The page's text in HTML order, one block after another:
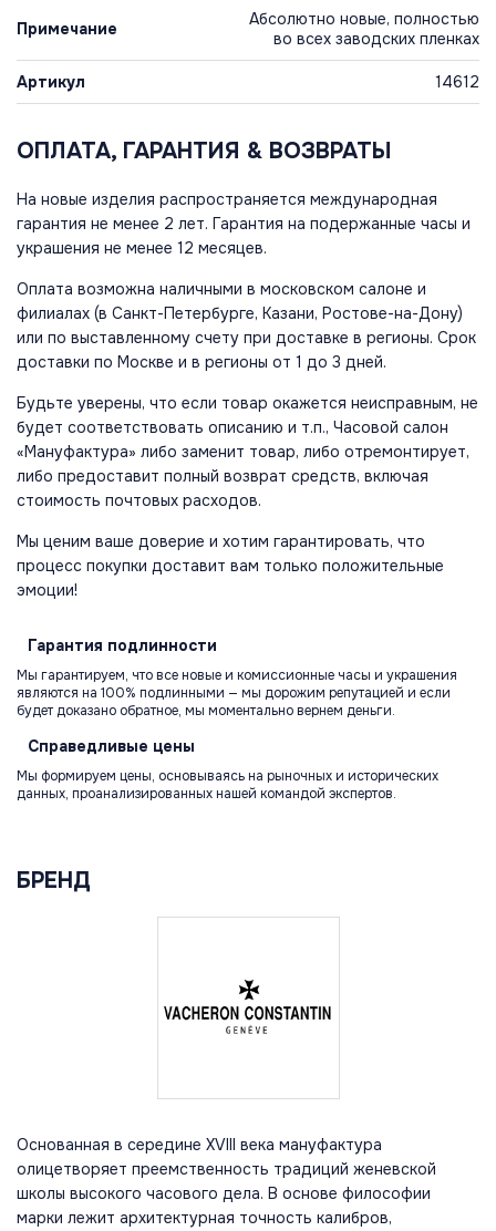
Примечание
Абсолютно новые, полностью
во всех заводских пленках
Артикул 14612
ОПЛАТА, ГАРАНТИЯ & ВОЗВРАТЫ
На новые изделия распространяется международная
гарантия не менее 2 лет. Гарантия на подержанные часы и
украшения не менее 12 месяцев.
Оплата возможна наличными в московском салоне и
филиалах (в Санкт-Петербурге, Казани, Ростове-на-Дону)
или по выставленному счету при доставке в регионы. Срок
доставки по Москве и в регионы от 1 до 3 дней.
Будьте уверены, что если товар окажется неисправным, не
будет соответствовать описанию и т.п., Часовой салон
«Мануфактура» либо заменит товар, либо отремонтирует,
либо предоставит полный возврат средств, включая
стоимость почтовых расходов.
Мы ценим ваше доверие и хотим гарантировать, что
процесс покупки доставит вам только положительные
эмоции!
Гарантия подлинности
Мы гарантируем, что все новые и комиссионные часы и украшения
являются на 100% подлинными — мы дорожим репутацией и если
будет доказано обратное, мы моментально вернем деньги.
Справедливые цены
Мы формируем цены, основываясь на рыночных и исторических
данных, проанализированных нашей командой экспертов.
БРЕНД
Основанная в середине XVIII века мануфактура
олицетворяет преемственность традиций женевской
школы высокого часового дела. В основе философии
марки лежит архитектурная точность калибров,